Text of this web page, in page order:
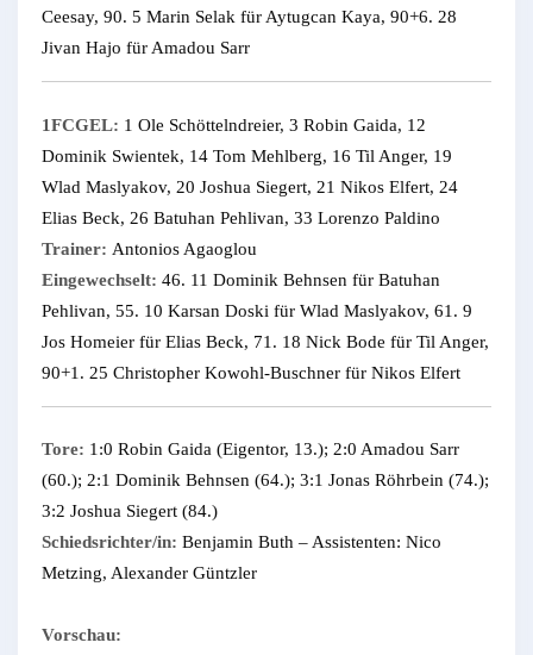
Ceesay, 90. 5 Marin Selak für Aytugcan Kaya, 90+6. 28
Jivan Hajo für Amadou Sarr
1FCGEL: 1 Ole Schöttelndreier, 3 Robin Gaida, 12
Dominik Swientek, 14 Tom Mehlberg, 16 Til Anger, 19
Wlad Maslyakov, 20 Joshua Siegert, 21 Nikos Elfert, 24
Elias Beck, 26 Batuhan Pehlivan, 33 Lorenzo Paldino
Trainer: Antonios Agaoglou
Eingewechselt: 46. 11 Dominik Behnsen für Batuhan
Pehlivan, 55. 10 Karsan Doski für Wlad Maslyakov, 61. 9
Jos Homeier für Elias Beck, 71. 18 Nick Bode für Til Anger,
90+1. 25 Christopher Kowohl-Buschner für Nikos Elfert
Tore: 1:0 Robin Gaida (Eigentor, 13.); 2:0 Amadou Sarr
(60.); 2:1 Dominik Behnsen (64.); 3:1 Jonas Röhrbein (74.);
3:2 Joshua Siegert (84.)
Schiedsrichter/in: Benjamin Buth – Assistenten: Nico
Metzing, Alexander Güntzler
Vorschau: